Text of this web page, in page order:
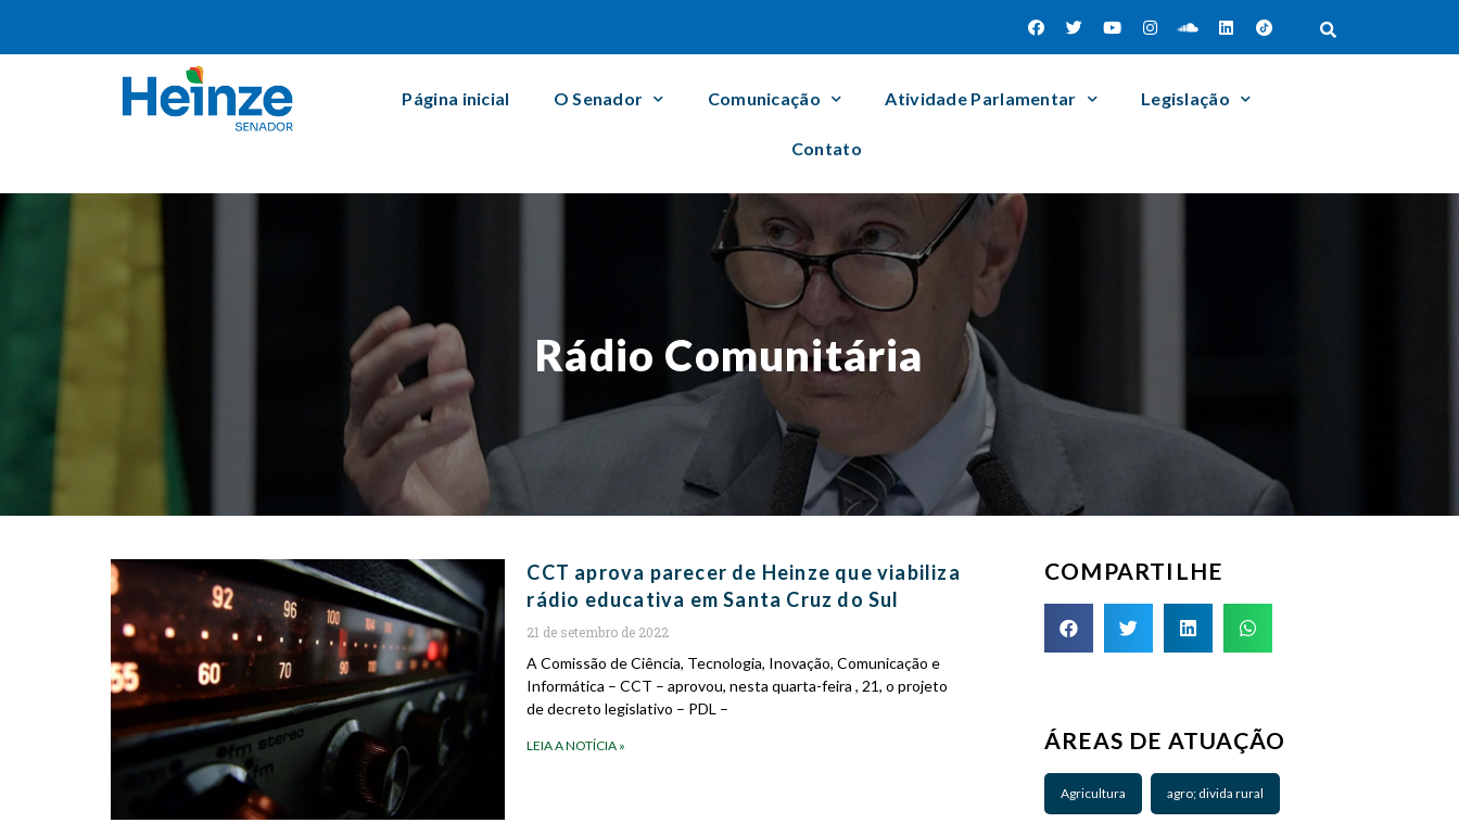
Página inicial O Senador Comunicação Atividade Parlamentar Legislação
Contato
Rádio Comunitária
CCT aprova parecer de Heinze que viabiliza
rádio educativa em Santa Cruz do Sul
21 de setembro de 2022
A Comissão de Ciência, Tecnologia, Inovação, Comunicação e
Informática – CCT – aprovou, nesta quarta-feira , 21, o projeto
de decreto legislativo – PDL –
LEIA A NOTÍCIA »
COMPARTILHE
ÁREAS DE ATUAÇÃO
Agricultura agro; divida rural